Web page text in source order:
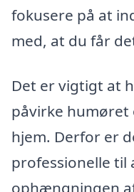
fokusere på at
med, at du får
Det er vigtigt at
påvirke
hjem. Derfor er
professionelle til
ophængningen